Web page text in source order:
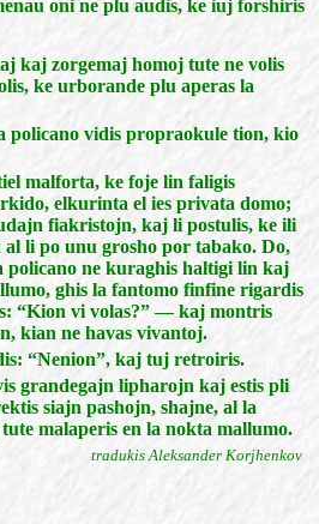
oni ne plu audis, ke iuj forshiris
kaj zorgemaj homoj tute ne volis
ke urborande plu aperas la
policano vidis propraokule tion, kio
malforta, ke foje lin faligis
elkurinta el ies privata domo;
fiakristojn, kaj li postulis, ke ili
li po unu grosho por tabako. Do,
policano ne kuraghis haltigi lin kaj
ghis la fantomo finfine rigardis
“Kion vi volas?” — kaj montris
kian ne havas vivantoj.
“Nenion”, kaj tuj retroiris.
grandegajn lipharojn kaj estis pli
siajn pashojn, shajne, al la
malaperis en la nokta mallumo.
tradukis Aleksander Korjhenkov